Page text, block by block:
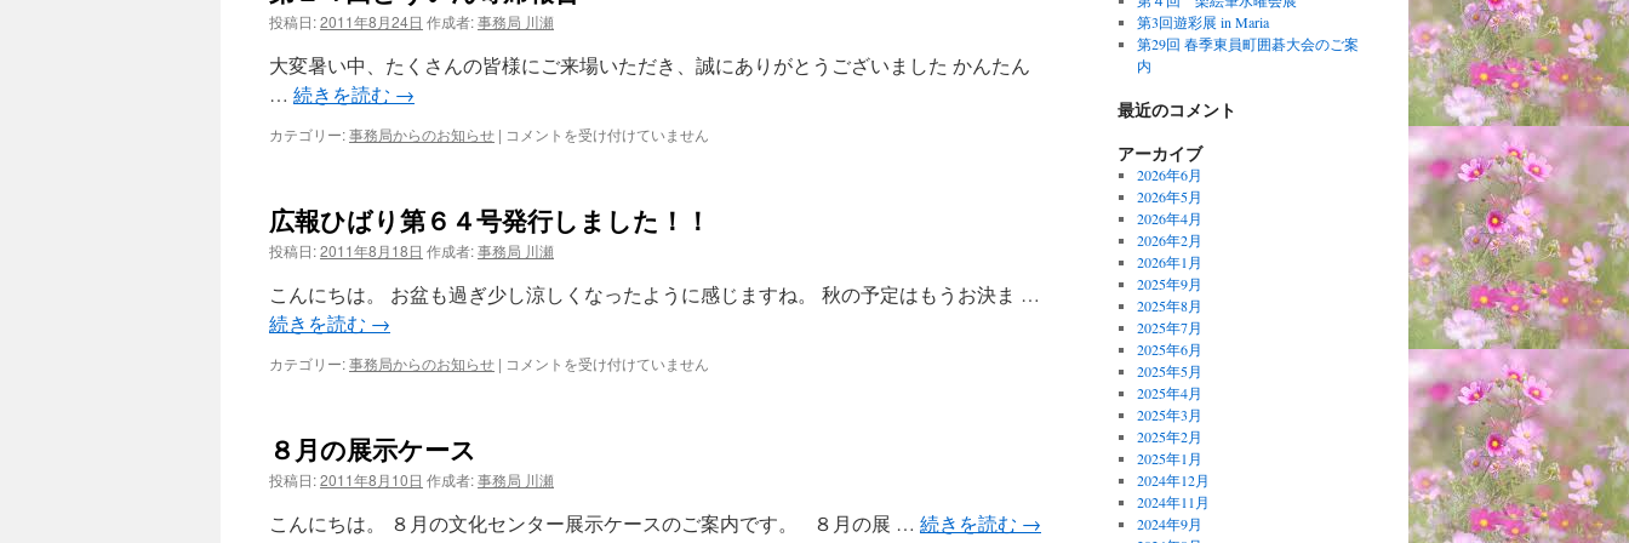
投稿日:2011年8月24日 作成者:事務局 川瀬
大変暑い中、たくさんの皆様にご来場いただき、誠にありがとうございました かんたん
… 続きを読む →
カテゴリー:事務局からのお知らせ | 第
と
う
い
ん
寄
告
コメントを受け付けていません
広報ひばり第６４号発行しました！！
投稿日:2011年8月18日 作成者:事務局 川瀬
こんにちは。 お盆も過ぎ少し涼しくなったように感じますね。 秋の予定はもうお決ま …
続きを読む →
カテゴリー:事務局からのお知らせ | 広
第
６
４
号
コメントを受け付けていません
８月の展示ケース
投稿日:2011年8月10日 作成者:事務局 川瀬
こんにちは。 ８月の文化センター展示ケースのご案内です。 ８月の展 … 続きを読む →
第3回遊彩展 in Maria
第29回 春季東員町囲碁大会のご案
内
最近のコメント
アーカイブ
2026年6月
2026年5月
2026年4月
2026年2月
2026年1月
2025年9月
2025年8月
2025年7月
2025年6月
2025年5月
2025年4月
2025年3月
2025年2月
2025年1月
2024年12月
2024年11月
2024年9月